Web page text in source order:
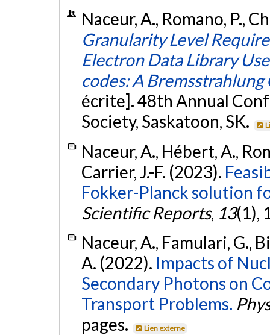
Naceur, A., Romano, P.,
Granularity Level
Electron Data Library
codes: A Bremsstrahlung
écrite]. 48th Annual
Society, Saskatoon, SK.
Naceur, A., Hébert, A.,
Carrier, J.-F. (2023).
Fokker-Planck solution
Scientific Reports, 13(1),
Naceur, A., Famulari, G.,
A. (2022). Impacts of
Secondary Photons on
Transport Problems.
pages.
Lien externe